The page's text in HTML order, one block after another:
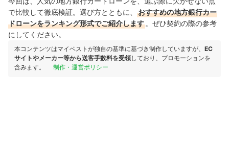
で比較して徹底検証。選び方とともに、
おすすめの地方銀行カー
ドローンをランキング形式でご紹介します 。ぜひ契約の際の参考
にしてください。
本コンテンツはマイベストが独自の基準に基づき制作していますが、 EC
サイトやメーカー等から送客手数料を受領しており、プロモーションを
含みます。
制作・運営ポリシー